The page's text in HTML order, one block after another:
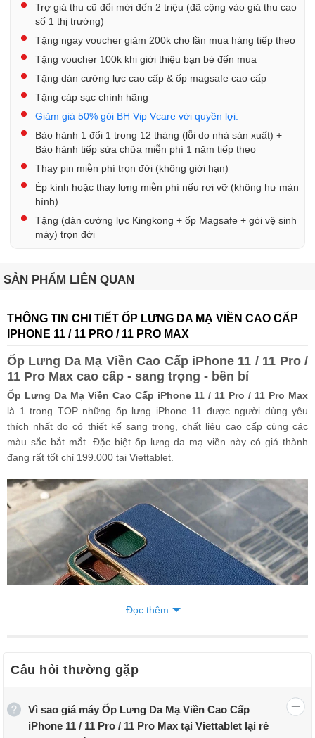
Trợ giá thu cũ đổi mới đến 2 triệu (đã cộng vào giá thu cao
số 1 thị trường)
Tặng ngay voucher giảm 200k cho lần mua hàng tiếp theo
Tặng voucher 100k khi giới thiệu bạn bè đến mua
Tặng dán cường lực cao cấp & ốp magsafe cao cấp
Tặng cáp sạc chính hãng
Giảm giá 50% gói BH Vip Vcare với quyền lợi:
Bảo hành 1 đổi 1 trong 12 tháng (lỗi do nhà sản xuất) +
Bảo hành tiếp sửa chữa miễn phí 1 năm tiếp theo
Thay pin miễn phí trọn đời (không giới hạn)
Ép kính hoặc thay lưng miễn phí nếu rơi vỡ (không hư màn
hình)
Tặng (dán cường lực Kingkong + ốp Magsafe + gói vệ sinh
máy) trọn đời
SẢN PHẨM LIÊN QUAN
THÔNG TIN CHI TIẾT ỐP LƯNG DA MẠ VIỀN CAO CẤP
IPHONE 11 / 11 PRO / 11 PRO MAX
Ốp Lưng Da Mạ Viền Cao Cấp iPhone 11 / 11 Pro /
11 Pro Max cao cấp - sang trọng - bền bỉ
Ốp Lưng Da Mạ Viền Cao Cấp iPhone 11 / 11 Pro / 11 Pro Max
là 1 trong TOP những ốp lưng iPhone 11 được người dùng yêu
thích nhất do có thiết kế sang trọng, chất liệu cao cấp cùng các
màu sắc bắt mắt. Đặc biệt ốp lưng da mạ viền này có giá thành
đang rất tốt chỉ 199.000 tại Viettablet.
Ốp Lưng Da Mạ Viền Cao Cấp iPhone 11 / 11 Pro / 11 Pro Max có
Đọc thêm
Câu hỏi thường gặp
Vì sao giá máy Ốp Lưng Da Mạ Viền Cao Cấp
iPhone 11 / 11 Pro / 11 Pro Max tại Viettablet lại rẻ